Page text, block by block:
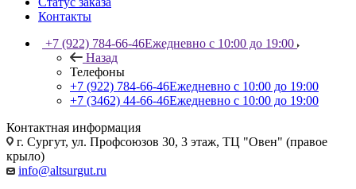
Контакты
+7 (922) 784-66-46Ежедневно с 10:00 до 19:00
Назад
Телефоны
+7 (922) 784-66-46Ежедневно с 10:00 до 19:00
+7 (3462) 44-66-46Ежедневно с 10:00 до 19:00
Контактная информация
г. Сургут, ул. Профсоюзов 30, 3 этаж, ТЦ "Овен" (правое
крыло)
info@altsurgut.ru